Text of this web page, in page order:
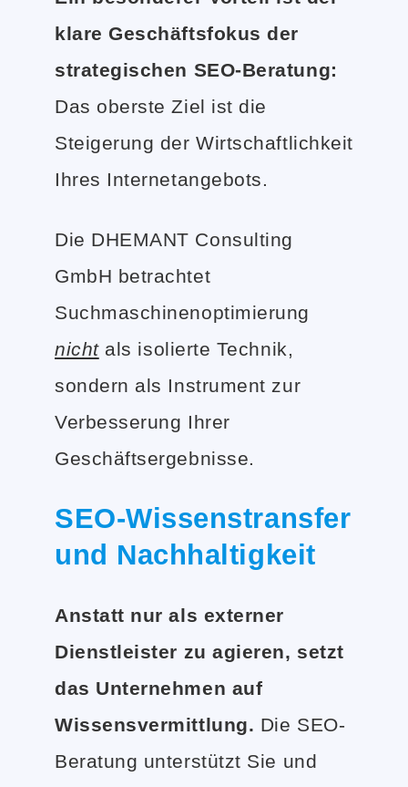
klare Geschäftsfokus der
strategischen SEO-Beratung:
Das oberste Ziel ist die
Steigerung der Wirtschaftlichkeit
Ihres Internetangebots.
Die DHEMANT Consulting
GmbH betrachtet
Suchmaschinenoptimierung
nichtals isolierte Technik,
sondern als Instrument zur
Verbesserung Ihrer
Geschäftsergebnisse.
SEO-Wissenstransfer
und Nachhaltigkeit
Anstatt nur als externer
Dienstleister zu agieren, setzt
das Unternehmen auf
Wissensvermittlung. Die SEO-
Beratung unterstützt Sie und